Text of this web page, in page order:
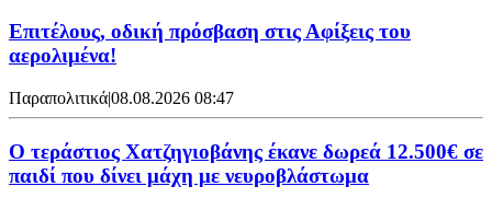
Επιτέλους, οδική πρόσβαση στις Αφίξεις του
αερολιμένα!
Παραπολιτικά|08.08.2026 08:47
Ο τεράστιος Χατζηγιοβάνης έκανε δωρεά 12.500€ σε
παιδί που δίνει μάχη με νευροβλάστωμα